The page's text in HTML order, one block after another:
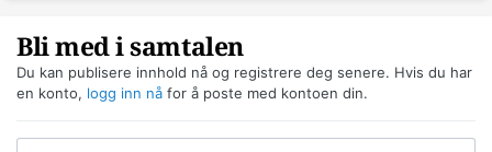
Bli med i samtalen
Du kan publisere innhold nå og registrere deg senere. Hvis du har
en konto, logg inn nå for å poste med kontoen din.